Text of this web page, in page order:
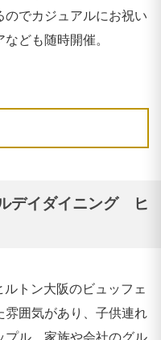
でカジュアルにお祝い
ども随時開催。
デイダイニング ヒ
トン大阪のビュッフェ
雰囲気があり、子供連れ
ル、家族や会社のグル